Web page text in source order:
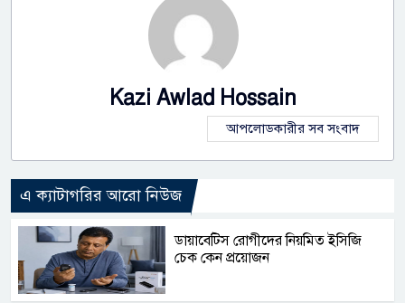
Kazi Awlad Hossain
আপলোডকারীর সব সংবাদ
এ ক্যাটাগরির আরো নিউজ
ডায়াবেটিস রোগীদের নিয়মিত ইসিজি
চেক কেন প্রয়োজন